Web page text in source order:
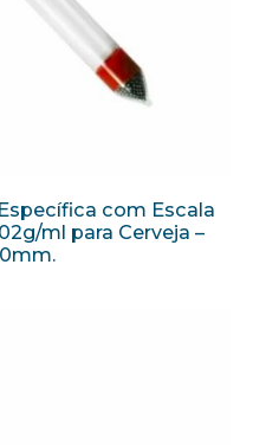
com Escala
ml para Cerveja –